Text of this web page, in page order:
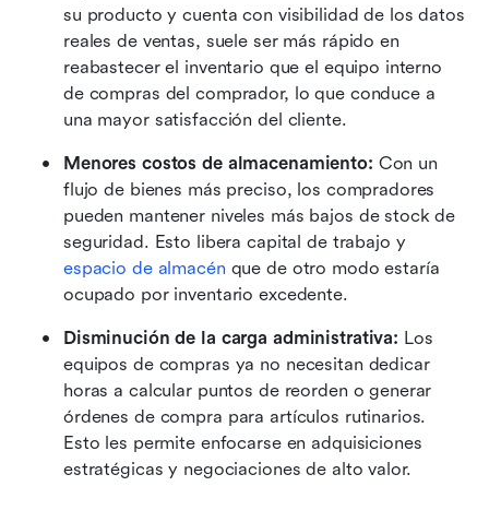
su producto y cuenta con visibilidad de los datos
reales de ventas, suele ser más rápido en
reabastecer el inventario que el equipo interno
de compras del comprador, lo que conduce a
una mayor satisfacción del cliente.
Menores costos de almacenamiento: Con un
flujo de bienes más preciso, los compradores
pueden mantener niveles más bajos de stock de
espacio de almacén que de otro modo estaría
ocupado por inventario excedente.
Disminución de la carga administrativa: Los
equipos de compras ya no necesitan dedicar
horas a calcular puntos de reorden o generar
órdenes de compra para artículos rutinarios.
Esto les permite enfocarse en adquisiciones
estratégicas y negociaciones de alto valor.